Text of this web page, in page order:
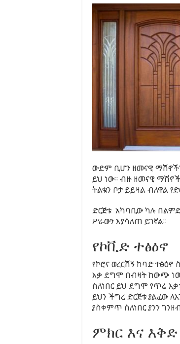
ውድም ቢሆን ዘመናዊ
ይህ ነው። ብዙ ዘመናዊ
ትልቁን ቦታ ይይዛል ብለዋል
ድርጅቱ አካባቢው ካሉ
ሥራውን እያሳለጠ ይገኛል።
የኮቪድ ተፅዕኖ
የኮሮና ወረርሽኝ ከባድ
እቃ ደግሞ በብዛት ከውጭ
ስለነበር ይህ ደግሞ የጥሬ
ይህን ችግረ ድርጅቱ ያልፈው
ያስቀምጥ ስለነበር ያንን
ምክር እና እቅድ